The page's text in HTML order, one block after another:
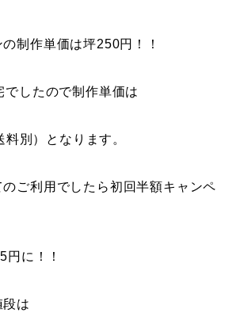
制作単価は坪250円！！
したので制作単価は
別）となります。
のご利用でしたら初回半額キャンペ
に！！
は